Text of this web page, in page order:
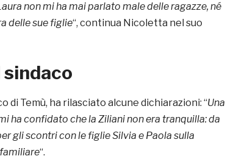
non mi ha mai parlato male delle ragazze, né
delle sue figlie“, continua Nicoletta nel suo
sindaco
di Temù, ha rilasciato alcune dichiarazioni: “Una
ha confidato che la Ziliani non era tranquilla: da
gli scontri con le figlie Silvia e Paola sulla
“.